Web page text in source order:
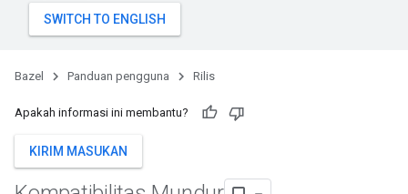
Bazel Panduan pengguna Rilis
Apakah informasi ini membantu?
KIRIM MASUKAN